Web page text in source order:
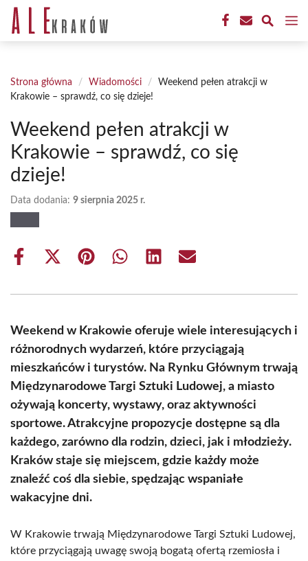
Przejdź
treści
Strona główna / Wiadomości /
Weekend pełen atrakcji w
Krakowie – sprawdź, co się dzieje!
Weekend pełen atrakcji w
Krakowie – sprawdź, co się
dzieje!
Data dodania: 9 sierpnia 2025 r.
Share
Share
(Twitter)
Share Share Share Share
Weekend w Krakowie oferuje wiele interesujących i
różnorodnych wydarzeń, które przyciągają
mieszkańców i turystów. Na Rynku Głównym trwają
Międzynarodowe Targi Sztuki Ludowej, a miasto
ożywają koncerty, wystawy, oraz aktywności
sportowe. Atrakcyjne propozycje dostępne są dla
każdego, zarówno dla rodzin, dzieci, jak i młodzieży.
Kraków staje się miejscem, gdzie każdy może
znaleźć coś dla siebie, spędzając wspaniałe
wakacyjne dni.
W Krakowie trwają Międzynarodowe Targi Sztuki Ludowej,
które przyciągają uwagę swoją bogatą ofertą rzemiosła i